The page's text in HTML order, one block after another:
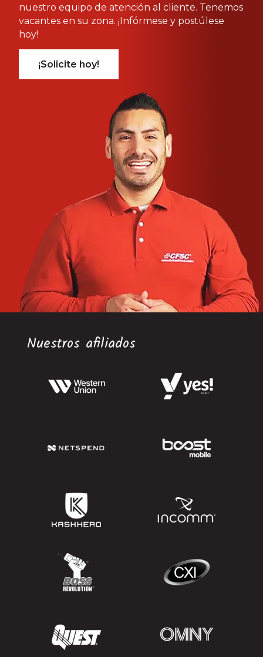
nuestro equipo de atención al cliente. Tenemos
vacantes en su zona. ¡Infórmese y postúlese
hoy!
¡Solicite hoy!
Nuestros afiliados